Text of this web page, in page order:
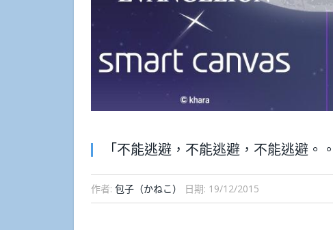
「不能逃避，不能逃避，不能逃避
作者: 包子（かねこ） 日期: 19/12/2015